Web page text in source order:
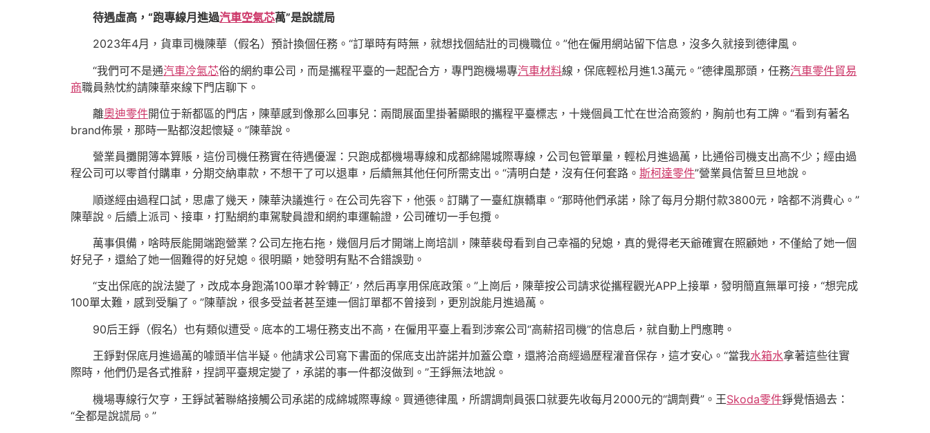
待遇虛高，“跑專線月進過汽車空氣芯萬”是說謊局
2023年4月，貨車司機陳華（假名）預計換個任務。“訂單時有時無，就想找個結壯的司機職位。”他在僱用網站留下信息，沒多久就接到德律風。
“我們可不是通汽車冷氣芯俗的網約車公司，而是攜程平臺的一起配合方，專門跑機場專汽車材料線，保底輕松月進1.3萬元。”德律風那頭，任務汽車零件貿易
商職員熱忱約請陳華來線下門店聊下。
離奧迪零件開位于新都區的門店，陳華感到像那么回事兒：兩間展面里掛著顯眼的攜程平臺標志，十幾個員工忙在世洽商簽約，胸前也有工牌。“看到有著名
brand佈景，那時一點都沒起懷疑。”陳華說。
營業員攤開簿本算賬，這份司機任務實在待遇優渥：只跑成都機場專線和成都綿陽城際專線，公司包管單量，輕松月進過萬，比通俗司機支出高不少；經由過
程公司可以零首付購車，分期交納車款，不想干了可以退車，后續無其他任何所需支出。“清明白楚，沒有任何套路。 斯柯達零件”營業員信誓旦旦地說。
順遂經由過程口試，思慮了幾天，陳華決議進行。在公司先容下，他張。訂購了一臺紅旗轎車。“那時他們承諾，除了每月分期付款3800元，啥都不消費心。”
陳華說。后續上派司、接車，打點網約車駕駛員證和網約車運輸證，公司確切一手包攬。
萬事俱備，啥時辰能開端跑營業？公司左拖右拖，幾個月后才開端上崗培訓，陳華裴母看到自己幸福的兒媳，真的覺得老天爺確實在照顧她，不僅給了她一個
好兒子，還給了她一個難得的好兒媳。很明顯，她發明有點不合錯誤勁。
“支出保底的說法變了，改成本身跑滿100單才幹‘轉正’，然后再享用保底政策。”上崗后，陳華按公司請求從攜程觀光APP上接單，發明簡直無單可接，“想完成
100單太難，感到受騙了。”陳華說，很多受益者甚至連一個訂單都不曾接到，更別說能月進過萬。
90后王錚（假名）也有類似遭受。底本的工場任務支出不高，在僱用平臺上看到涉案公司“高薪招司機”的信息后，就自動上門應聘。
王錚對保底月進過萬的噱頭半信半疑。他請求公司寫下書面的保底支出許諾并加蓋公章，還將洽商經過歷程灌音保存，這才安心。“當我水箱水拿著這些往實
際時，他們仍是各式推辭，捏詞平臺規定變了，承諾的事一件都沒做到。”王錚無法地說。
機場專線行欠亨，王錚試著聯絡接觸公司承諾的成綿城際專線。買通德律風，所謂調劑員張口就要先收每月2000元的“調劑費”。王Skoda零件錚覺悟過去：
“全都是說謊局。”